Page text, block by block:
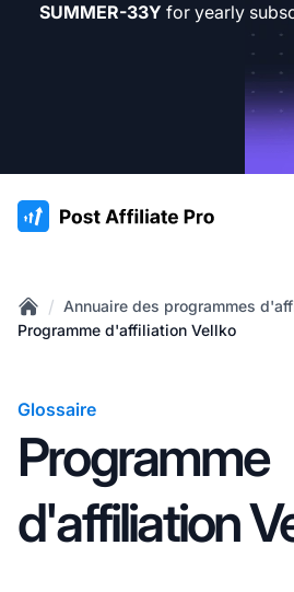
SUMMER-33Y for yearly
:site.title
Home
/ Annuaire des programmes
Programme d'affiliation Vellko
Glossaire
Programme
d'affiliation